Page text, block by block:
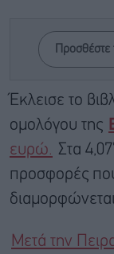
Έκλεισε το
ομολόγου της
ευρώ. Στα
προσφορές
Μετά την